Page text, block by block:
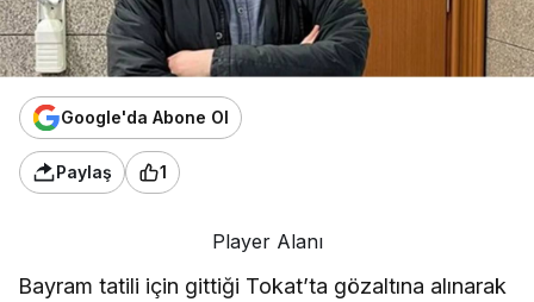
Google'da Abone Ol
Paylaş 1
Player Alanı
Bayram tatili için gittiği Tokat’ta gözaltına alınarak